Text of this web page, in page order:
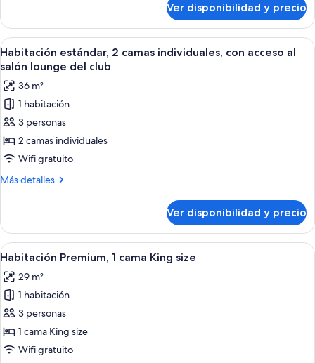
con
acceso
al
salón
lounge
del
club
estándar,
cama
King
con
acceso
al
salón
lounge
club
Ver disponibilidad y precio
Ver
todas
las
fotos
de
Habitación
estándar,
2
camas
acceso
al
salón
lounge
del
club
Un baño moderno con ducha
8
Habitación estándar, 2 camas individuales, con acceso al
salón lounge del club
36 m²
1 habitación
3 personas
2 camas individuales
Wifi gratuito
Más detalles
Más
estándar,
camas
con
acceso
al
salón
lounge
del
club
Ver disponibilidad y precio
Ver
todas
las
fotos
de
Habitación
Premium,
Una habitación de hotel con una
7
Habitación Premium, 1 cama King size
29 m²
1 habitación
3 personas
1 cama King size
Wifi gratuito